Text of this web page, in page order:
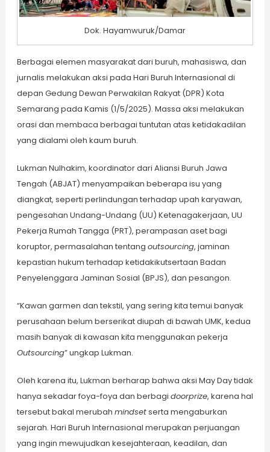
Dok. Hayamwuruk/Damar
Berbagai elemen masyarakat dari buruh, mahasiswa, dan
jurnalis melakukan aksi pada Hari Buruh Internasional di
depan Gedung Dewan Perwakilan Rakyat (DPR) Kota
Semarang pada Kamis (1/5/2025). Massa aksi melakukan
orasi dan membaca berbagai tuntutan atas ketidakadilan
yang dialami oleh kaum buruh.
Lukman Nulhakim, koordinator dari Aliansi Buruh Jawa
Tengah (ABJAT) menyampaikan beberapa isu yang
diangkat, seperti perlindungan terhadap upah karyawan,
pengesahan Undang-Undang (UU) Ketenagakerjaan, UU
Pekerja Rumah Tangga (PRT), perampasan aset bagi
koruptor, permasalahan tentang outsourcing, jaminan
kepastian hukum terhadap ketidakikutsertaan Badan
Penyelenggara Jaminan Sosial (BPJS), dan pesangon.
“Kawan garmen dan tekstil, yang sering kita temui banyak
perusahaan belum berserikat diupah di bawah UMK, kedua
masih banyak di kawasan kita menggunakan pekerja
Outsourcing” ungkap Lukman.
Oleh karena itu, Lukman berharap bahwa aksi May Day tidak
hanya sekadar foya-foya dan berbagi doorprize, karena hal
tersebut bakal merubah mindsetserta mengaburkan
sejarah. Hari Buruh Internasional merupakan perjuangan
yang ingin mewujudkan kesejahteraan, keadilan, dan